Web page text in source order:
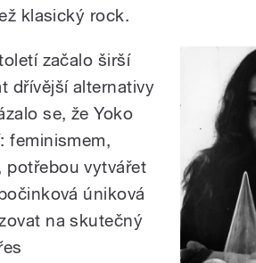
klasický rock.
začalo širší
dřívější alternativy
se, že Yoko
feminismem,
potřebou vytvářet
úniková
na skutečný